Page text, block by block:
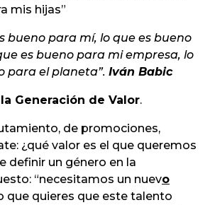
mis hijas”
bueno para mí, lo que es bueno
es bueno para mi empresa, lo
para el planeta”. Iván Babic
Generación de Valor.
de promociones,
¿qué valor es el que queremos
definir un género en la
“necesitamos un nuevo
que quieres que este talento